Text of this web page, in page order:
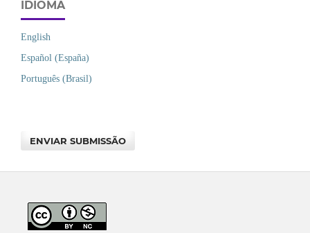
IDIOMA
English
Español (España)
Português (Brasil)
ENVIAR SUBMISSÃO